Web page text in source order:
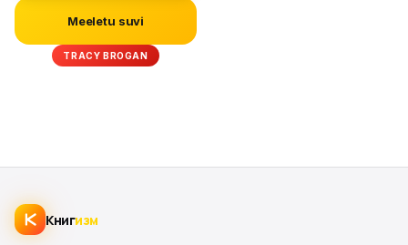
Meeletu suvi
TRACY BROGAN
Книгизм